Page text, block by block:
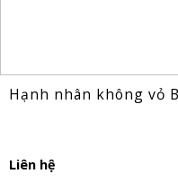
Hạnh nhân không vỏ
Liên hệ